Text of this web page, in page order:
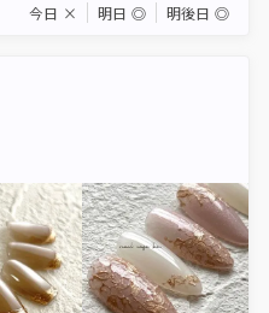
今日 × 明日 ◎ 明後日 ◎